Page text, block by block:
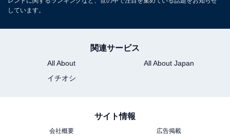
しています。
関連サービス
All About
All About Japan
イチオシ
サイト情報
会社概要 広告掲載